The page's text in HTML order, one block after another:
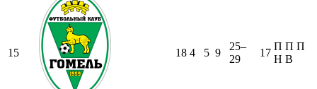
15 18 4 5 9
25–
29
17
П П П
Н В